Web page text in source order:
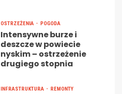
OSTRZEŻENIA POGODA
Intensywne burze i
deszcze w powiecie
nyskim – ostrzeżenie
drugiego stopnia
INFRASTRUKTURA REMONTY